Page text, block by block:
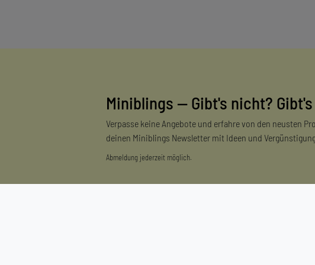
Miniblings — Gibt's nicht?
Verpasse keine Angebote und erfahre von den neusten
deinen Miniblings Newsletter mit Ideen und
Abmeldung jederzeit möglich.